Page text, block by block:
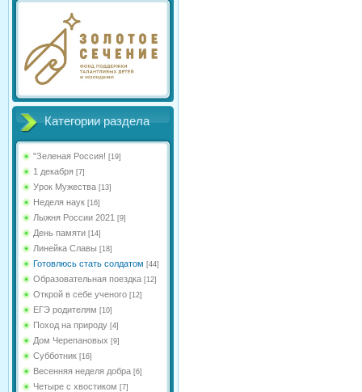
Категории раздела
"Зеленая Россия! [19]
1 декабря [7]
Урок Мужества [13]
Неделя наук [16]
Лыжня России 2021 [9]
День памяти [14]
Линейка Славы [18]
Готовлюсь стать солдатом [44]
Образовательная поездка [12]
Открой в себе ученого [12]
ЕГЭ родителям [10]
Поход на природу [4]
Дом Черепановых [9]
Субботник [16]
Весенняя неделя добра [6]
Четыре с хвостиком [7]